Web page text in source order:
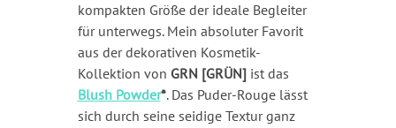
kompakten Größe der ideale Begleiter
für unterwegs. Mein absoluter Favorit
aus der dekorativen Kosmetik-
Kollektion von GRN [GRÜN]ist das
Blush Powder*. Das Puder-Rouge lässt
sich durch seine seidige Textur ganz